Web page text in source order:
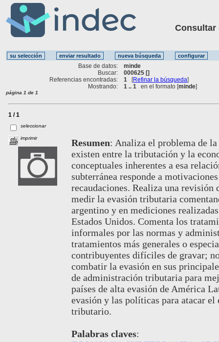
Consultar
Base de datos:
minde
Buscar:
000625 []
Referencias encontradas:
1 [Refinar la búsqueda]
Mostrando:
1 .. 1 en el formato [minde]
página 1 de 1
1 / 1
seleccionar
imprimir Resumen: Analiza el problema de
existen entre la tributación y la
conceptuales inherentes a esa
subterránea responde a
recaudaciones. Realiza una
medir la evasión tributaria
argentino y en mediciones
Estados Unidos. Comenta los
informales por las normas y
tratamientos más generales o
contribuyentes difíciles de gravar;
combatir la evasión en sus
de administración tributaria para
países de alta evasión de América
evasión y las políticas para atacar
tributario.
Palabras claves: